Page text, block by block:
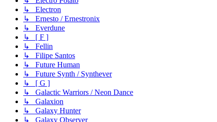
↳ Electron
↳ Ernesto / Ernestronix
↳ Everdune
↳ [ F ]
↳ Fellin
↳ Filipe Santos
↳ Future Human
↳ Future Synth / Synthever
↳ [ G ]
↳ Galactic Warriors / Neon Dance
↳ Galaxion
↳ Galaxy Hunter
↳ Galaxy Observer